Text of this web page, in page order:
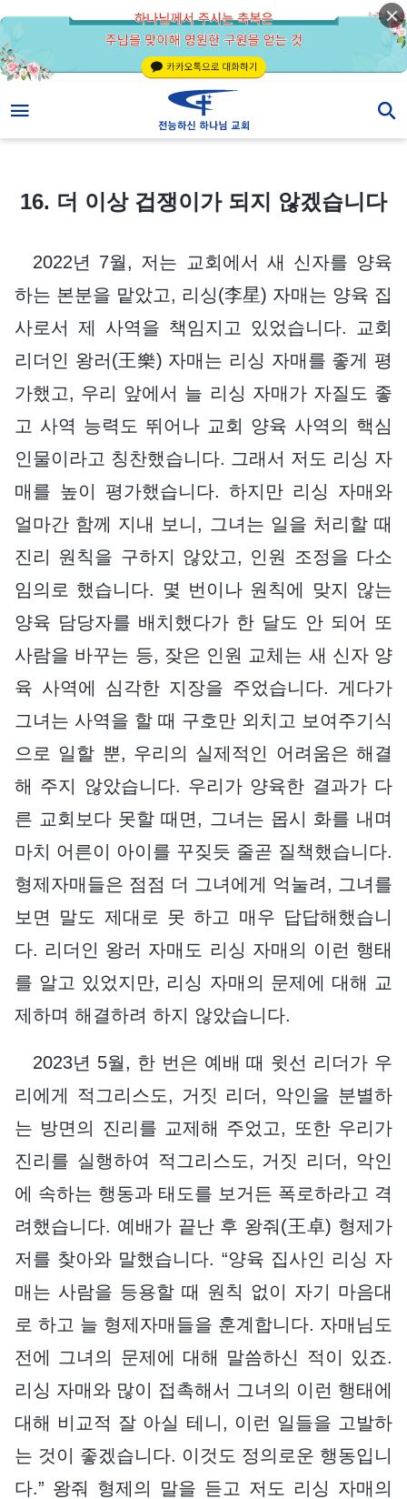
16. 더 이상 겁쟁이가 되지 않겠습니다
16. 더 이상 겁쟁이가 되지 않겠습니다
2022년 7월, 저는 교회에서 새 신자를 양육
하는 본분을 맡았고, 리싱(李星) 자매는 양육 집
사로서 제 사역을 책임지고 있었습니다. 교회
리더인 왕러(王樂) 자매는 리싱 자매를 좋게 평
가했고, 우리 앞에서 늘 리싱 자매가 자질도 좋
고 사역 능력도 뛰어나 교회 양육 사역의 핵심
인물이라고 칭찬했습니다. 그래서 저도 리싱 자
매를 높이 평가했습니다. 하지만 리싱 자매와
얼마간 함께 지내 보니, 그녀는 일을 처리할 때
진리 원칙을 구하지 않았고, 인원 조정을 다소
임의로 했습니다. 몇 번이나 원칙에 맞지 않는
양육 담당자를 배치했다가 한 달도 안 되어 또
사람을 바꾸는 등, 잦은 인원 교체는 새 신자 양
육 사역에 심각한 지장을 주었습니다. 게다가
그녀는 사역을 할 때 구호만 외치고 보여주기식
으로 일할 뿐, 우리의 실제적인 어려움은 해결
해 주지 않았습니다. 우리가 양육한 결과가 다
른 교회보다 못할 때면, 그녀는 몹시 화를 내며
마치 어른이 아이를 꾸짖듯 줄곧 질책했습니다.
형제자매들은 점점 더 그녀에게 억눌려, 그녀를
보면 말도 제대로 못 하고 매우 답답해했습니
다. 리더인 왕러 자매도 리싱 자매의 이런 행태
를 알고 있었지만, 리싱 자매의 문제에 대해 교
제하며 해결하려 하지 않았습니다.
2023년 5월, 한 번은 예배 때 윗선 리더가 우
리에게 적그리스도, 거짓 리더, 악인을 분별하
는 방면의 진리를 교제해 주었고, 또한 우리가
진리를 실행하여 적그리스도, 거짓 리더, 악인
에 속하는 행동과 태도를 보거든 폭로하라고 격
려했습니다. 예배가 끝난 후 왕줘(王卓) 형제가
저를 찾아와 말했습니다. “양육 집사인 리싱 자
매는 사람을 등용할 때 원칙 없이 자기 마음대
로 하고 늘 형제자매들을 훈계합니다. 자매님도
전에 그녀의 문제에 대해 말씀하신 적이 있죠.
리싱 자매와 많이 접촉해서 그녀의 이런 행태에
대해 비교적 잘 아실 테니, 이런 일들을 고발하
는 것이 좋겠습니다. 이것도 정의로운 행동입니
다.” 왕줘 형제의 말을 듣고 저도 리싱 자매의